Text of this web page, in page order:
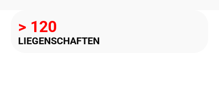
LIEGENSCHAFTEN
> 120